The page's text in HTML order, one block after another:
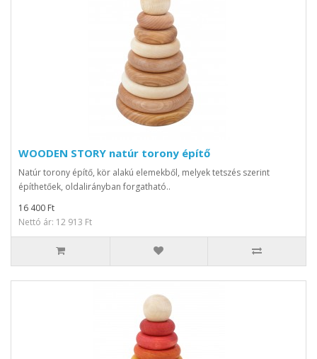
WOODEN STORY natúr torony építő
Natúr torony építő, kör alakú elemekből, melyek tetszés szerint
építhetőek, oldalirányban forgatható..
16 400 Ft
Nettó ár: 12 913 Ft